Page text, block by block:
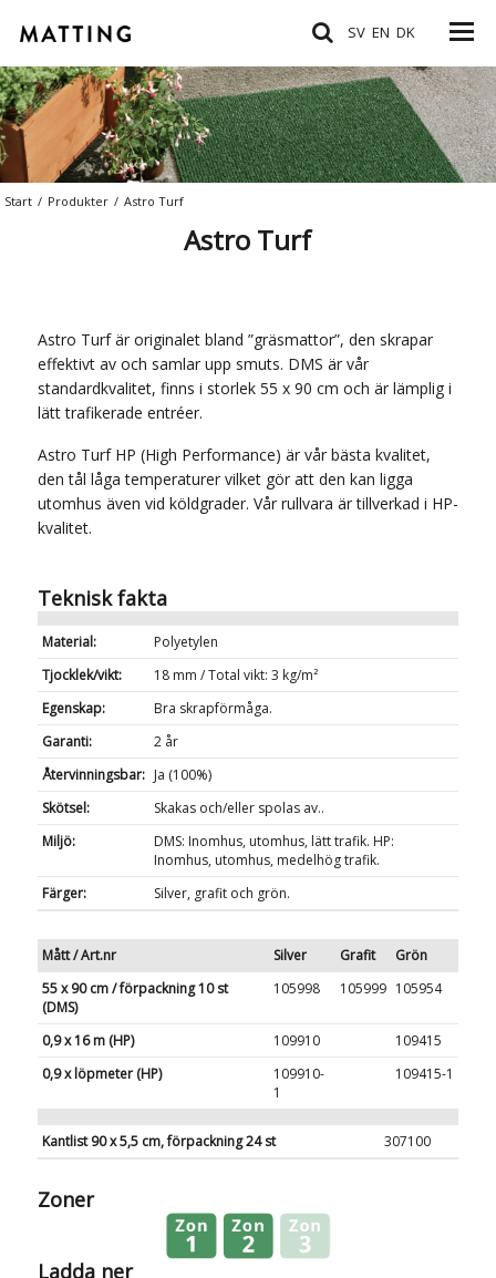
SV EN DK
Start / Produkter / Astro Turf
Astro Turf
Astro Turf är originalet bland ”gräsmattor”, den skrapar
effektivt av och samlar upp smuts. DMS är vår
standardkvalitet, finns i storlek 55 x 90 cm och är lämplig i
lätt trafikerade entréer.
Astro Turf HP (High Performance) är vår bästa kvalitet,
den tål låga temperaturer vilket gör att den kan ligga
utomhus även vid köldgrader. Vår rullvara är tillverkad i HP-
kvalitet.
Teknisk fakta
Material:
Polyetylen
Tjocklek/vikt:
18 mm / Total vikt: 3 kg/m²
Egenskap:
Bra skrapförmåga.
Garanti:
2 år
Återvinningsbar: Ja (100%)
Skötsel:
Skakas och/eller spolas av..
Miljö:
DMS: Inomhus, utomhus, lätt trafik. HP:
Inomhus, utomhus, medelhög trafik.
Färger:
Silver, grafit och grön.
Mått / Art.nr Silver Grafit
Grön
55 x 90 cm / förpackning 10 st
(DMS)
105998 105999 105954
0,9 x 16 m (HP) 109910
109415
0,9 x löpmeter (HP)
109910-
1
109415-1
Kantlist 90 x 5,5 cm, förpackning 24 st 307100
Zoner
Ladda ner